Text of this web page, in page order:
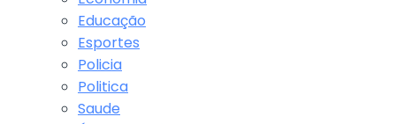
Educação
Esportes
Policia
Politica
Saude